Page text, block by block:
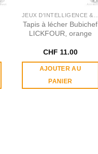
Tapis à lécher Bubichef
LICKFOUR, orange
CHF 11.00
AJOUTER AU
PANIER